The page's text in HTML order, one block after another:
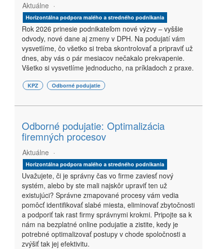
Aktuálne
Horizontálna podpora malého a stredného podnikania
Rok 2026 prinesie podnikateľom nové výzvy – vyššie
odvody, nové dane aj zmeny v DPH. Na podujatí vám
vysvetlíme, čo všetko si treba skontrolovať a pripraviť už
dnes, aby vás o pár mesiacov nečakalo prekvapenie.
Všetko si vysvetlíme jednoducho, na príkladoch z praxe.
KPZ Odborné podujatie
Odborné podujatie: Optimalizácia
firemných procesov
Aktuálne
Horizontálna podpora malého a stredného podnikania
Uvažujete, či je správny čas vo firme zaviesť nový
systém, alebo by ste mali najskôr upraviť ten už
existujúci? Správne zmapované procesy vám vedia
pomôcť identifikovať slabé miesta, eliminovať zbytočnosti
a podporiť tak rast firmy správnymi krokmi. Pripojte sa k
nám na bezplatné online podujatie a zistite, kedy je
potrebné optimalizovať postupy v chode spoločnosti a
zvýšiť tak jej efektivitu.